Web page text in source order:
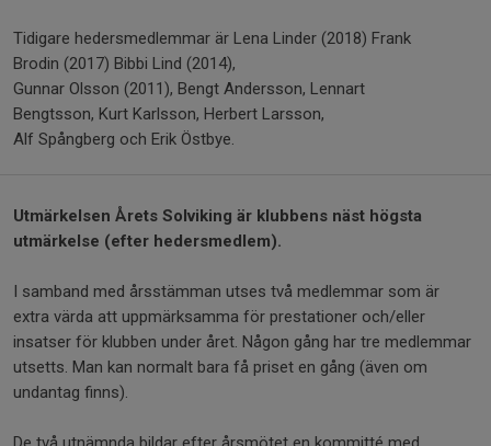
Tidigare hedersmedlemmar är Lena Linder (2018) Frank
Brodin (2017) Bibbi Lind (2014),
Gunnar Olsson (2011), Bengt Andersson, Lennart
Bengtsson, Kurt Karlsson, Herbert Larsson,
Alf Spångberg och Erik Östbye.
Utmärkelsen Årets Solviking är klubbens näst högsta
utmärkelse (efter hedersmedlem).
I samband med årsstämman utses två medlemmar som är
extra värda att uppmärksamma för prestationer och/eller
insatser för klubben under året. Någon gång har tre medlemmar
utsetts. Man kan normalt bara få priset en gång (även om
undantag finns).